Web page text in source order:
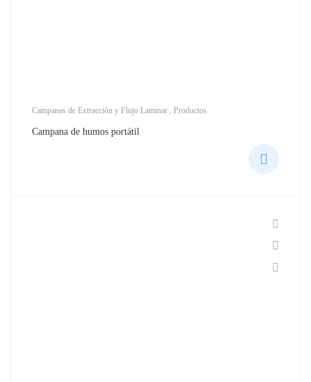
Campanas de Extracción y Flujo Laminar , Productos
Campana de humos portátil